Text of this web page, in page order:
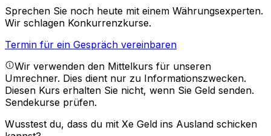
Sprechen Sie noch heute mit einem Währungsexperten.
Wir schlagen Konkurrenzkurse.
Termin für ein Gespräch vereinbaren
Wir verwenden den Mittelkurs für unseren
Umrechner. Dies dient nur zu Informationszwecken.
Diesen Kurs erhalten Sie nicht, wenn Sie Geld senden.
Sendekurse prüfen.
Wusstest du, dass du mit Xe Geld ins Ausland schicken